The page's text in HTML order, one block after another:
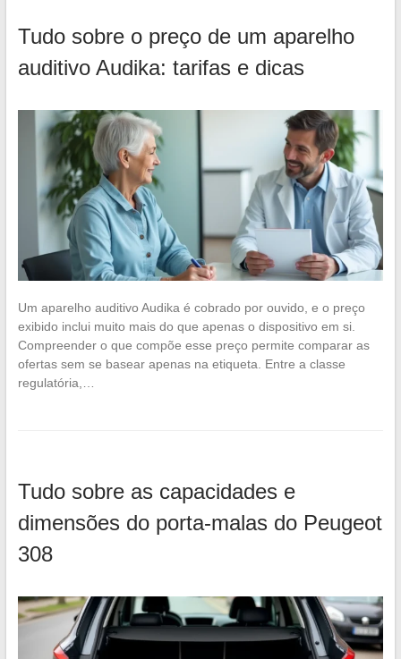
Tudo sobre o preço de um aparelho
auditivo Audika: tarifas e dicas
Um aparelho auditivo Audika é cobrado por ouvido, e o preço
exibido inclui muito mais do que apenas o dispositivo em si.
Compreender o que compõe esse preço permite comparar as
ofertas sem se basear apenas na etiqueta. Entre a classe
regulatória,…
Tudo sobre as capacidades e
dimensões do porta-malas do Peugeot
308